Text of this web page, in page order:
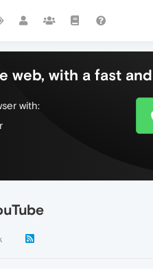
web, with a fast
with: